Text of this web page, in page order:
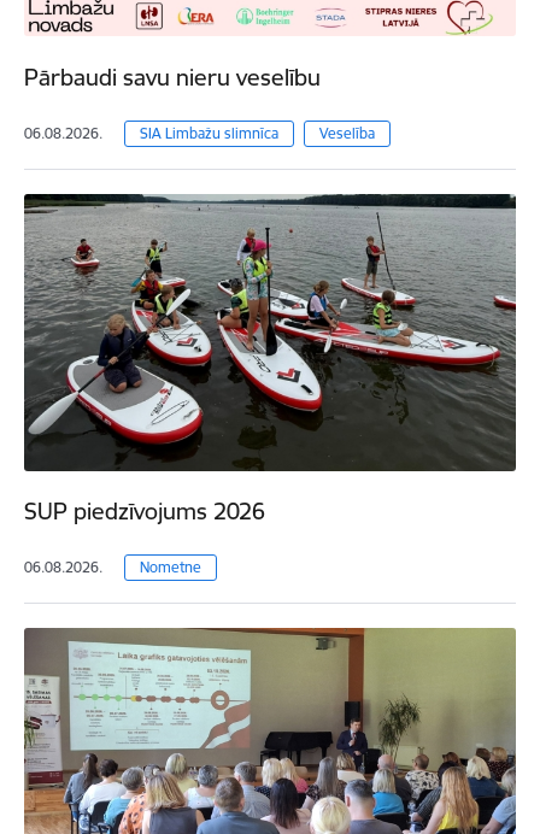
Pārbaudi savu nieru veselību
06.08.2026. SIA Limbažu slimnīca Veselība
SUP piedzīvojums 2026
06.08.2026. Nometne